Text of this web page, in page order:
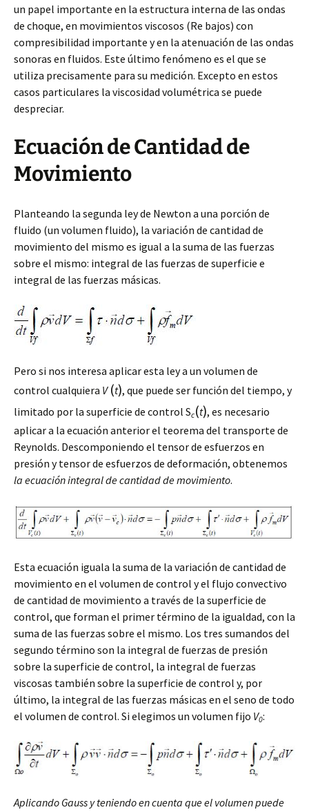
un papel importante en la estructura interna de las ondas
de choque, en movimientos viscosos (Re bajos) con
compresibilidad importante y en la atenuación de las ondas
sonoras en fluidos. Este último fenómeno es el que se
utiliza precisamente para su medición. Excepto en estos
casos particulares la viscosidad volumétrica se puede
despreciar.
Ecuación de Cantidad de
Movimiento
Planteando la segunda ley de Newton a una porción de
fluido (un volumen fluido), la variación de cantidad de
movimiento del mismo es igual a la suma de las fuerzas
sobre el mismo: integral de las fuerzas de superficie e
integral de las fuerzas másicas.
Pero si nos interesa aplicar esta ley a un volumen de
control cualquiera V (t), que puede ser función del tiempo, y
limitado por la superficie de control Sc(t), es necesario
aplicar a la ecuación anterior el teorema del transporte de
Reynolds. Descomponiendo el tensor de esfuerzos en
presión y tensor de esfuerzos de deformación, obtenemos
la ecuaciónintegraldecantidaddemovimiento.
Esta ecuación iguala la suma de la variación de cantidad de
movimiento en el volumen de control y el flujo convectivo
de cantidad de movimiento a través de la superficie de
control, que forman el primer término de la igualdad, con la
suma de las fuerzas sobre el mismo. Los tres sumandos del
segundo término son la integral de fuerzas de presión
sobre la superficie de control, la integral de fuerzas
viscosas también sobre la superficie de control y, por
último, la integral de las fuerzas másicas en el seno de todo
el volumen de control. Si elegimos un volumen fijo V0:
Aplicando Gauss y teniendo en cuenta que el volumen puede